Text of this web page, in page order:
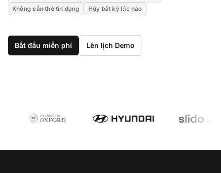
Không cần thẻ tín dụng
Hủy bất kỳ lúc nào
Bắt đầu miễn phí Lên lịch Demo